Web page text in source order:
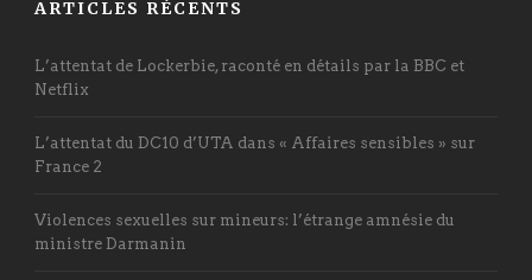
ARTICLES RÉCENTS
L’attentat de Lockerbie, raconté en détails par la BBC et
Netflix
L’attentat du DC10 d’UTA dans « Affaires sensibles » sur
France 2
Violences sexuelles sur mineurs: l’étrange amnésie du
ministre Darmanin